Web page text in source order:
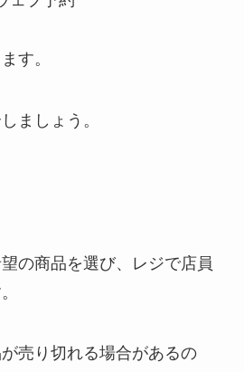
す。
ましょう。
の商品を選び、レジで店員
売り切れる場合があるの